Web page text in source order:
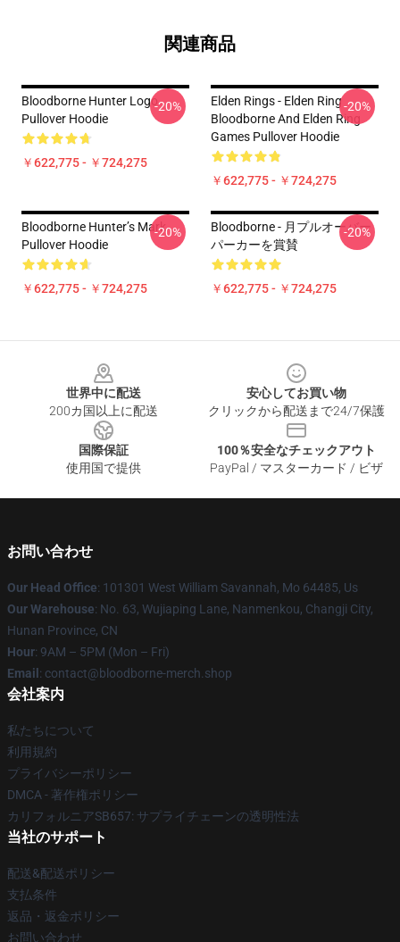
関連商品
Bloodborne Hunter Logo
Pullover Hoodie
￥622,775 - ￥724,275
-20%
Elden Rings - Elden Ring
Bloodborne And Elden Ring
Games Pullover Hoodie
￥622,775 - ￥724,275
-20%
Bloodborne Hunter’s Mark
Pullover Hoodie
￥622,775 - ￥724,275
-20%
Bloodborne - 月プルオーバー
パーカーを賞賛
￥622,775 - ￥724,275
-20%
世界中に配送
200カ国以上に配送
安心してお買い物
クリックから配送まで24/7保護
国際保証
使用国で提供
100％安全なチェックアウト
PayPal / マスターカード / ビザ
お問い合わせ
Our Head Office: 101301 West William Savannah, Mo 64485, Us
Our Warehouse: No. 63, Wujiaping Lane, Nanmenkou, Changji City,
Hunan Province, CN
Hour: 9AM – 5PM (Mon – Fri)
Email : contact@bloodborne-merch.shop
会社案内
私たちについて
利用規約
プライバシーポリシー
DMCA - 著作権ポリシー
カリフォルニアSB657: サプライチェーンの透明性法
当社のサポート
配送&配送ポリシー
支払条件
返品・返金ポリシー
お問い合わせ